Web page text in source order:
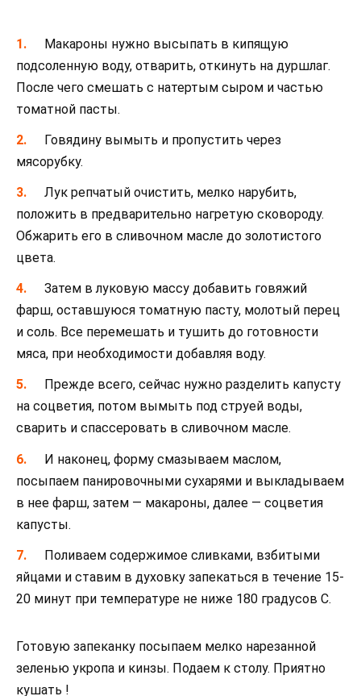
Макароны нужно высыпать в кипящую
подсоленную воду, отварить, откинуть на дуршлаг.
После чего смешать с натертым сыром и частью
томатной пасты.
Говядину вымыть и пропустить через
мясорубку.
Лук репчатый очистить, мелко нарубить,
положить в предварительно нагретую сковороду.
Обжарить его в сливочном масле до золотистого
цвета.
Затем в луковую массу добавить говяжий
фарш, оставшуюся томатную пасту, молотый перец
и соль. Все перемешать и тушить до готовности
мяса, при необходимости добавляя воду.
Прежде всего, сейчас нужно разделить капусту
на соцветия, потом вымыть под струей воды,
сварить и спассеровать в сливочном масле.
И наконец, форму смазываем маслом,
посыпаем панировочными сухарями и выкладываем
в нее фарш, затем — макароны, далее — соцветия
капусты.
Поливаем содержимое сливками, взбитыми
яйцами и ставим в духовку запекаться в течение 15-
20 минут при температуре не ниже 180 градусов С.
Готовую запеканку посыпаем мелко нарезанной
зеленью укропа и кинзы. Подаем к столу. Приятно
кушать !